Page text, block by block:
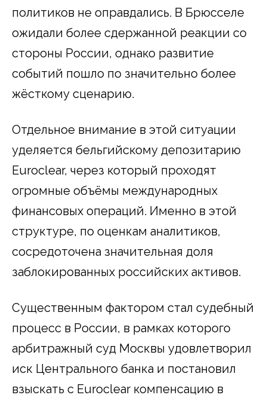
политиков не оправдались. В Брюсселе
ожидали более сдержанной реакции со
стороны России, однако развитие
событий пошло по значительно более
жёсткому сценарию.
Отдельное внимание в этой ситуации
уделяется бельгийскому депозитарию
Euroclear, через который проходят
огромные объёмы международных
финансовых операций. Именно в этой
структуре, по оценкам аналитиков,
сосредоточена значительная доля
заблокированных российских активов.
Существенным фактором стал судебный
процесс в России, в рамках которого
арбитражный суд Москвы удовлетворил
иск Центрального банка и постановил
взыскать с Euroclear компенсацию в